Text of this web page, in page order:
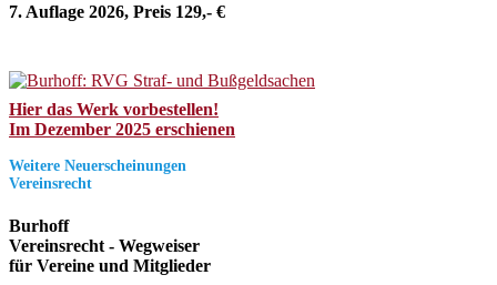
7. Auflage 2026, Preis 129,- €
Hier das Werk vorbestellen!
Im Dezember 2025 erschienen
Weitere Neuerscheinungen
Vereinsrecht
Burhoff
Vereinsrecht - Wegweiser
für Vereine und Mitglieder